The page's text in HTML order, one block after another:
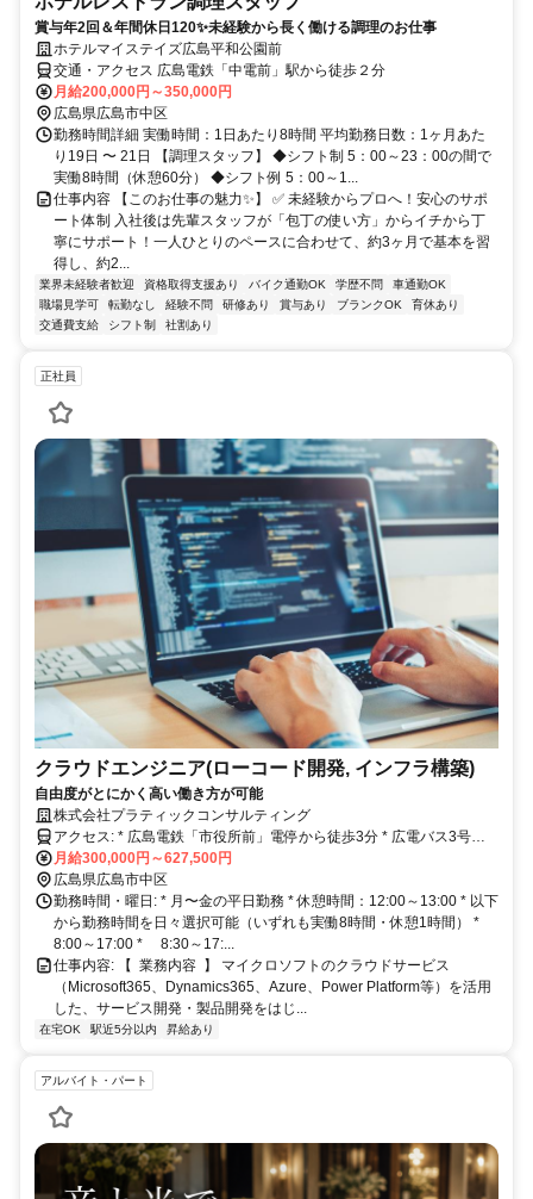
賞与年2回＆年間休日120✨未経験から長く働ける調理のお仕事
ホテルマイステイズ広島平和公園前
交通・アクセス 広島電鉄「中電前」駅から徒歩２分
月給200,000円～350,000円
広島県広島市中区
勤務時間詳細 実働時間：1日あたり8時間 平均勤務日数：1ヶ月あた
り19日 〜 21日 【調理スタッフ】 ◆シフト制 5：00～23：00の間で
実働8時間（休憩60分） ◆シフト例 5：00～1...
仕事内容 【このお仕事の魅力✨】 ✅ 未経験からプロへ！安心のサポ
ート体制 入社後は先輩スタッフが「包丁の使い方」からイチから丁
寧にサポート！一人ひとりのペースに合わせて、約3ヶ月で基本を習
得し、約2...
業界未経験者歓迎 資格取得支援あり バイク通勤OK 学歴不問
車通勤OK
職場見学可
転勤なし 経験不問 研修あり 賞与あり ブランクOK
育休あり
交通費支給
シフト制 社割あり
正社員
クラウドエンジニア(ローコード開発, インフラ構築)
自由度がとにかく高い働き方が可能
株式会社プラティックコンサルティング
アクセス: * 広島電鉄「市役所前」電停から徒歩3分 * 広電バス3号線
「大手町4丁目」バス停から徒歩1分
月給300,000円～627,500円
広島県広島市中区
勤務時間・曜日: * 月〜金の平日勤務 * 休憩時間：12:00～13:00 * 以下
から勤務時間を日々選択可能（いずれも実働8時間・休憩1時間） *
8:00～17:00 * 8:30～17:...
仕事内容: 【 業務内容 】 マイクロソフトのクラウドサービス
（Microsoft365、Dynamics365、Azure、Power Platform等）を活用
した、サービス開発・製品開発をはじ...
在宅OK 駅近5分以内 昇給あり
アルバイト・パート